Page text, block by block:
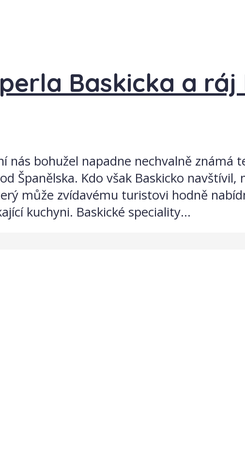
Baskicka a ráj
nás bohužel napadne nechvalně známá
Španělska. Kdo však Baskicko
může zvídavému turistovi hodně
kuchyni. Baskické speciality...